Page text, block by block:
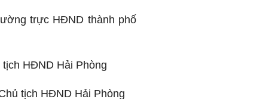
trực HĐND thành phố
HĐND Hải Phòng
tịch HĐND Hải Phòng